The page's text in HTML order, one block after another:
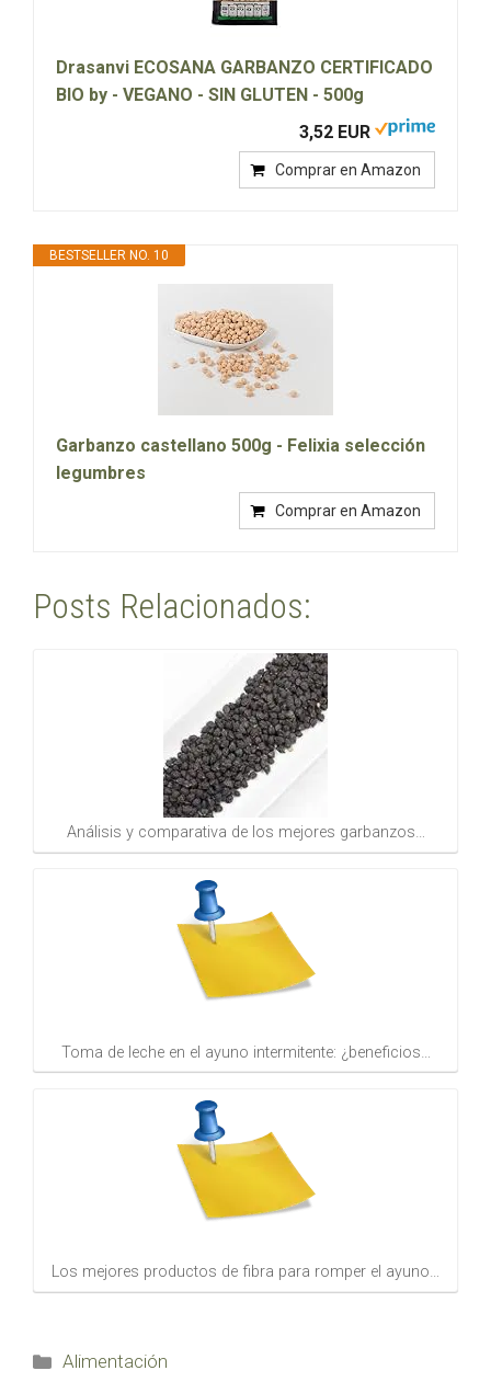
Drasanvi ECOSANA GARBANZO CERTIFICADO
BIO by - VEGANO - SIN GLUTEN - 500g
3,52 EUR
Comprar en Amazon
BESTSELLER NO. 10
Garbanzo castellano 500g - Felixia selección
legumbres
Comprar en Amazon
Posts Relacionados:
Análisis y comparativa de los mejores garbanzos…
Toma de leche en el ayuno intermitente: ¿beneficios…
Los mejores productos de fibra para romper el ayuno…
Categorías
Alimentación